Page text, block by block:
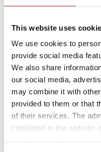
This website uses
We use cookies to
provide social media
We also share
our social media,
may combine it with
provided to them or that
of their services. The
contained in the website